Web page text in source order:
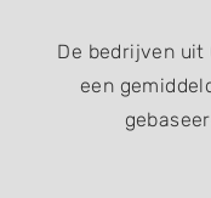
De bedrijven uit
een